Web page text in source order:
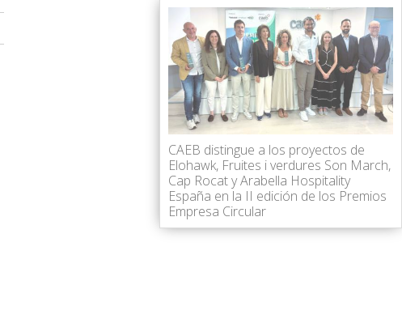
CAEB distingue a los proyectos de
Elohawk, Fruites i verdures Son March,
Cap Rocat y Arabella Hospitality
España en la II edición de los Premios
Empresa Circular